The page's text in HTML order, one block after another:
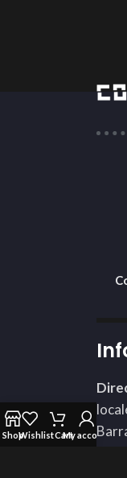
ShopWishlistCartMy account